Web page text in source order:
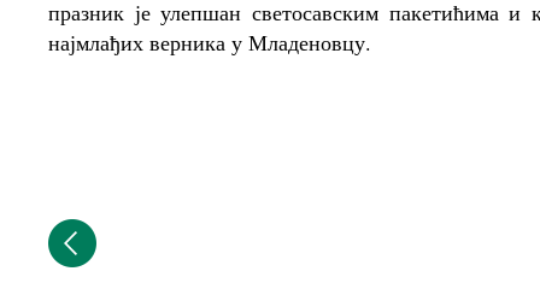
празник је улепшан светосавским пакетићима
најмлађих верника у Младеновцу.